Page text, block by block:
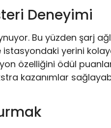
Deneyimi
Bu yüzden şarj
yerini
özelliğini ödül
kazanımlar